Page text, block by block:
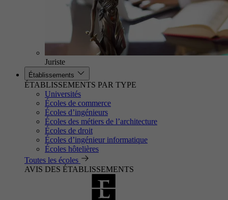
Juriste
Établissements
ÉTABLISSEMENTS PAR TYPE
Universités
Écoles de commerce
Écoles d’ingénieurs
Écoles des métiers de l’architecture
Écoles de droit
Écoles d’ingénieur informatique
Écoles hôtelières
Toutes les écoles
AVIS DES ÉTABLISSEMENTS